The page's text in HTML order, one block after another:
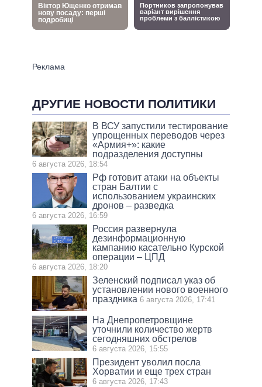
ДРУГИЕ НОВОСТИ ПОЛИТИКИ
В ВСУ запустили тестирование
упрощенных переводов через
«Армия+»: какие
подразделения доступны
6 августа 2026, 18:54
Рф готовит атаки на объекты
стран Балтии с
использованием украинских
дронов – разведка
6 августа 2026, 16:59
Россия развернула
дезинформационную
кампанию касательно Курской
операции – ЦПД
6 августа 2026, 18:20
Зеленский подписал указ об
установлении нового военного
праздника 6 августа 2026, 17:41
На Днепропетровщине
уточнили количество жертв
сегодняшних обстрелов
6 августа 2026, 15:55
Президент уволил посла
Хорватии и еще трех стран
6 августа 2026, 17:43